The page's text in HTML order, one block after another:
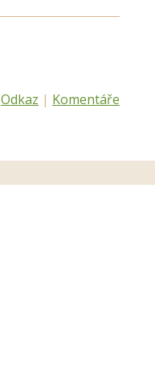
Odkaz | Komentáře